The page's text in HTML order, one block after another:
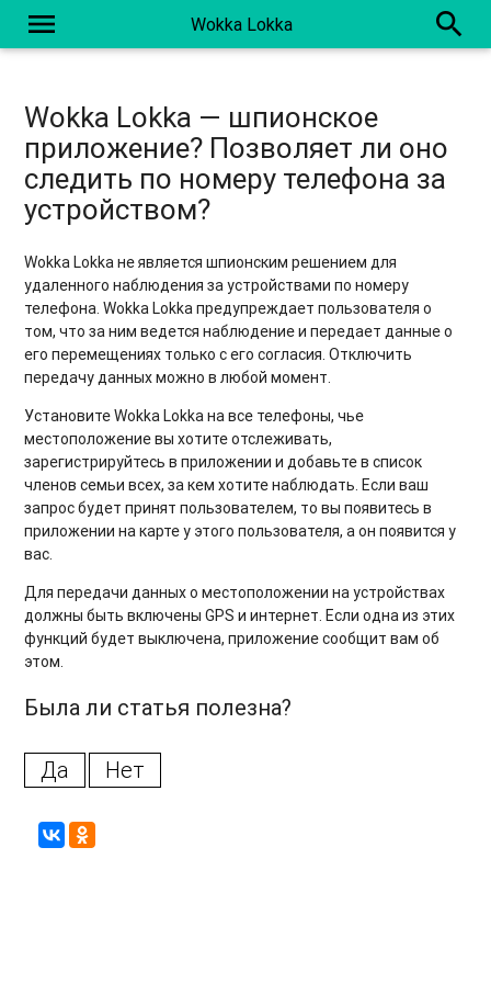
menu Wokka Lokka search
Wokka Lokka — шпионское
приложение? Позволяет ли оно
следить по номеру телефона за
устройством?
Wokka Lokka не является шпионским решением для
удаленного наблюдения за устройствами по номеру
телефона. Wokka Lokka предупреждает пользователя о
том, что за ним ведется наблюдение и передает данные о
его перемещениях только с его согласия. Отключить
передачу данных можно в любой момент.
Установите Wokka Lokka на все телефоны, чье
местоположение вы хотите отслеживать,
зарегистрируйтесь в приложении и добавьте в список
членов семьи всех, за кем хотите наблюдать. Если ваш
запрос будет принят пользователем, то вы появитесь в
приложении на карте у этого пользователя, а он появится у
вас.
Для передачи данных о местоположении на устройствах
должны быть включены GPS и интернет. Если одна из этих
функций будет выключена, приложение сообщит вам об
этом.
Была ли статья полезна?
Да Нет